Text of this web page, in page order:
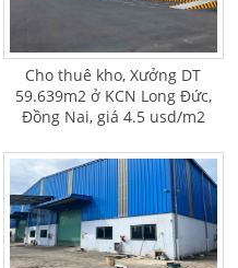
Cho thuê kho, Xưởng DT
59.639m2 ở KCN Long Đức,
Đồng Nai, giá 4.5 usd/m2